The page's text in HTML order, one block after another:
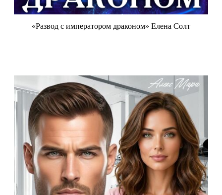
«Развод с императором драконом» Елена Солт